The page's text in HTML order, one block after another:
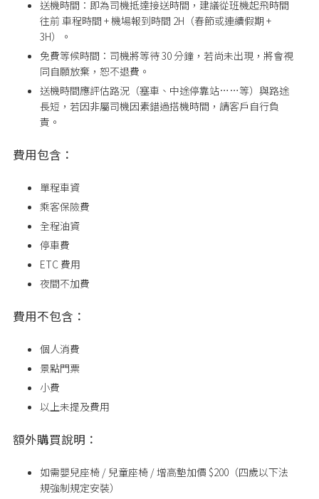
送機時間：即為司機抵達接送時間，建議從班機起飛時間
往前 車程時間 + 機場報到時間 2H（春節或連續假期 +
3H）。
免費等候時間：司機將等待 30 分鐘，若尚未出現，將會視
同自願放棄，恕不退費。
送機時間應評估路況（塞車、中途停靠站……等）與路途
長短，若因非屬司機因素錯過搭機時間，請客戶自行負
責。
費用包含：
單程車資
乘客保險費
全程油資
停車費
ETC 費用
夜間不加費
費用不包含：
個人消費
景點門票
小費
以上未提及費用
額外購買說明：
如需嬰兒座椅 / 兒童座椅 / 增高墊加價 $200（四歲以下法
規強制規定安裝）